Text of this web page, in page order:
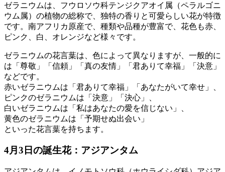
ゼラニウムは、フウロソウ科テンジクアオイ属（ペラルゴニ
ウム属）の植物の総称で、独特の香りと可愛らしい花が特徴
です。南アフリカ原産で、種類や品種が豊富で、花色も赤、
ピンク、白、オレンジなど様々です。
ゼラニウムの花言葉は、色によって異なりますが、一般的に
は「尊敬」「信頼」「真の友情」「君ありて幸福」「決意」
などです。
赤いゼラニウムは「君ありて幸福」「あなたがいて幸せ」、
ピンクのゼラニウムは「決意」「決心」、
白いゼラニウムは「私はあなたの愛を信じない」、
黄色のゼラニウムは「予期せぬ出会い」
といった花言葉を持ちます。
4月3日の誕生花：アジアンタム